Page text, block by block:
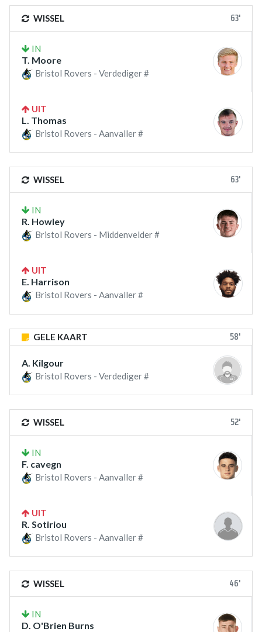
WISSEL 63'
IN
T. Moore
Bristol Rovers - Verdediger #
UIT
L. Thomas
Bristol Rovers - Aanvaller #
WISSEL 63'
IN
R. Howley
Bristol Rovers - Middenvelder #
UIT
E. Harrison
Bristol Rovers - Aanvaller #
GELE KAART 58'
A. Kilgour
Bristol Rovers - Verdediger #
WISSEL 52'
IN
F. cavegn
Bristol Rovers - Aanvaller #
UIT
R. Sotiriou
Bristol Rovers - Aanvaller #
WISSEL 46'
IN
D. O'Brien Burns